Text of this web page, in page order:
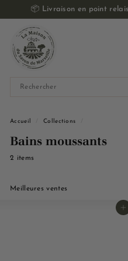
📦 Livraison en point
L
a
M
o
n
d
S
Accueil Collections
Bains moussants
2 items
Appliquer
Ajouter au panier